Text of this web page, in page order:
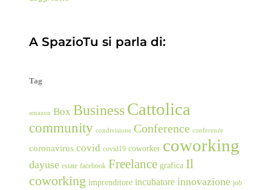
A SpazioTu si parla di:
Tag
amazon Box BusinessCattolica
community condivisione Conference conferenze
coronavirus covid covid19 coworker coworking
dayuse estate facebook Freelance grafica Il
coworking imprenditore incubatore innovazione job